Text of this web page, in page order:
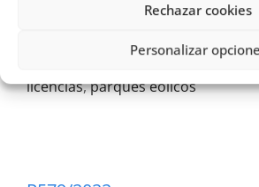
Rechazar cookies
Personalizar
Consejería de Transición
Fuerteventura
licencias,parques eólicos